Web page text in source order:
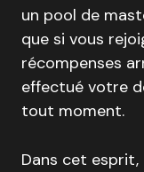
un pool de
que si vous
récompenses
effectué votre
tout moment.
Dans cet